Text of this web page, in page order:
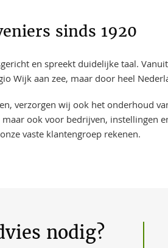
sinds 1920
en spreekt duidelijke taal. Vanuit
Wijk aan zee, maar door heel
verzorgen wij ook het onderhoud
ook voor bedrijven, instellingen
vaste klantengroep rekenen.
nodig?